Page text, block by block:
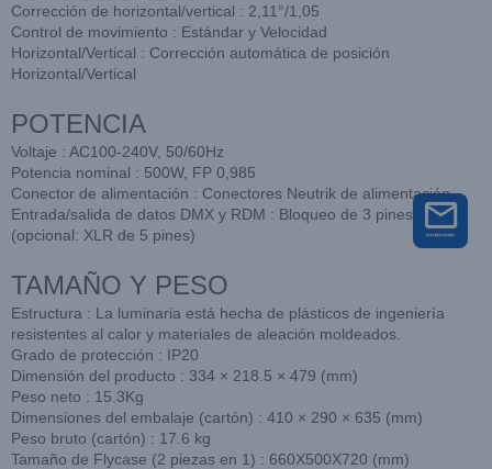
Corrección de horizontal/vertical : 2,11°/1,05
Control de movimiento : Estándar y Velocidad
Horizontal/Vertical : Corrección automática de posición
Horizontal/Vertical
POTENCIA
Voltaje : AC100-240V, 50/60Hz
Potencia nominal : 500W, FP 0,985
Conector de alimentación : Conectores Neutrik de alimentación
Entrada/salida de datos DMX y RDM : Bloqueo de 3 pines
(opcional: XLR de 5 pines)
TAMAÑO Y PESO
Estructura : La luminaria está hecha de plásticos de ingeniería
resistentes al calor y materiales de aleación moldeados.
Grado de protección : IP20
Dimensión del producto : 334 × 218.5 × 479 (mm)
Peso neto : 15.3Kg
Dimensiones del embalaje (cartón) : 410 × 290 × 635 (mm)
Peso bruto (cartón) : 17.6 kg
Tamaño de Flycase (2 piezas en 1) : 660X500X720 (mm)